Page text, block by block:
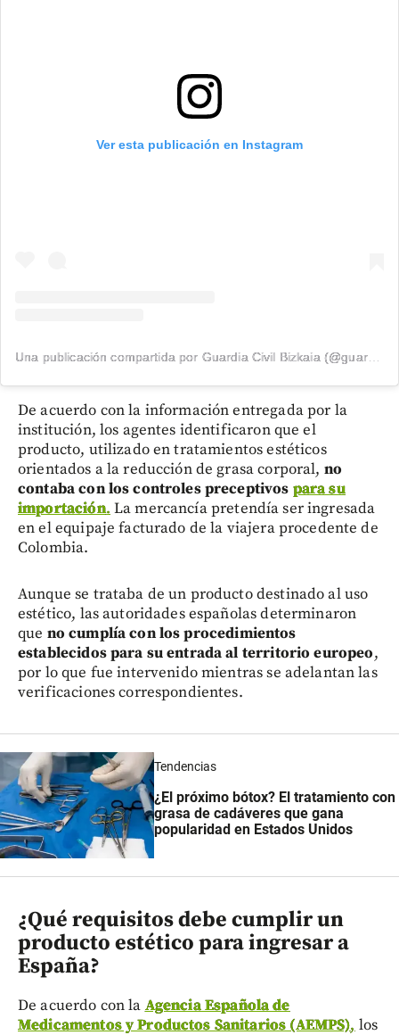
Ver esta publicación en Instagram
Una publicación compartida por Guardia Civil Bizkaia (@guardiacivilbizkaia)
De acuerdo con la información entregada por la
institución, los agentes identificaron que el
producto, utilizado en tratamientos estéticos
orientados a la reducción de grasa corporal, no
contaba con los controles preceptivos para su
importación. La mercancía pretendía ser ingresada
en el equipaje facturado de la viajera procedente de
Colombia.
Aunque se trataba de un producto destinado al uso
estético, las autoridades españolas determinaron
que no cumplía con los procedimientos
establecidos para su entrada al territorio europeo,
por lo que fue intervenido mientras se adelantan las
verificaciones correspondientes.
Tendencias
¿El próximo bótox? El tratamiento con
grasa de cadáveres que gana
popularidad en Estados Unidos
¿Qué requisitos debe cumplir un
producto estético para ingresar a
España?
De acuerdo con la Agencia Española de
Medicamentos y Productos Sanitarios (AEMPS), los